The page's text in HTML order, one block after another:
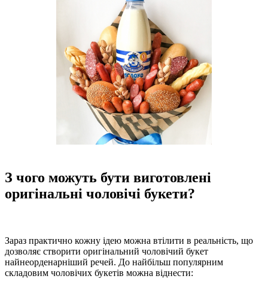
З чого можуть бути виготовлені
оригінальні чоловічі букети?
Зараз практично кожну ідею можна втілити в реальність, що
дозволяє створити оригінальний чоловічий букет
найнеорденарніший речей. До найбільш популярним
складовим чоловічих букетів можна віднести: